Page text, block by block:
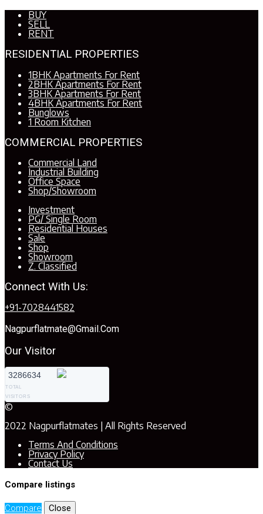
BUY
SELL
RENT
RESIDENTIAL PROPERTIES
1BHK Apartments For Rent
2BHK Apartments For Rent
3BHK Apartments For Rent
4BHK Apartments For Rent
Bunglows
1 Room Kitchen
COMMERCIAL PROPERTIES
Commercial Land
Industrial Building
Office Space
Shop/Showroom
Investment
PG/ Single Room
Residential Houses
Sale
Shop
Showroom
Z. Classified
Connect With Us:
+91-7028441582
Nagpurflatmate@gmail.com
Our Visitor
3286634
TOTAL
VISITORS
©
2022 Nagpurflatmates | All Rights Reserved
Terms And Conditions
Privacy Policy
Contact Us
Compare listings
Compare
Close